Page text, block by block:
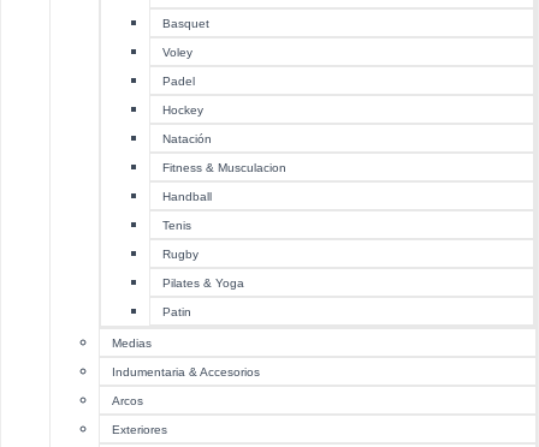
Basquet
Voley
Padel
Hockey
Natación
Fitness & Musculacion
Handball
Tenis
Rugby
Pilates & Yoga
Patin
Medias
Indumentaria & Accesorios
Arcos
Exteriores